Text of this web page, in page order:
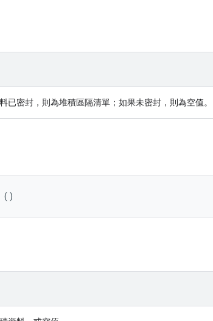
已密封，則為堆積區隔清單；如果未密封，則為空值。
()